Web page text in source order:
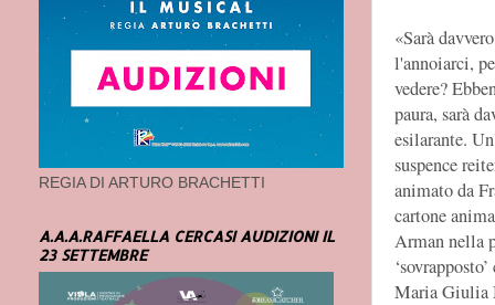
«Sarà
l'annoiarci,
vedere?
paura, sarà
esilarante.
suspence
animato da
cartone
Arman nella
Maria Giulia
REGIA DI ARTURO BRACHETTI
A.A.A.RAFFAELLA CERCASI AUDIZIONI IL
23 SETTEMBRE